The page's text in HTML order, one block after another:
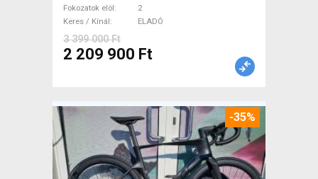
garanciával ELADÓ
Fokozatok elöl
2
Keres / Kínál
ELADÓ
3 399 000 Ft
2 209 900 Ft
-35%